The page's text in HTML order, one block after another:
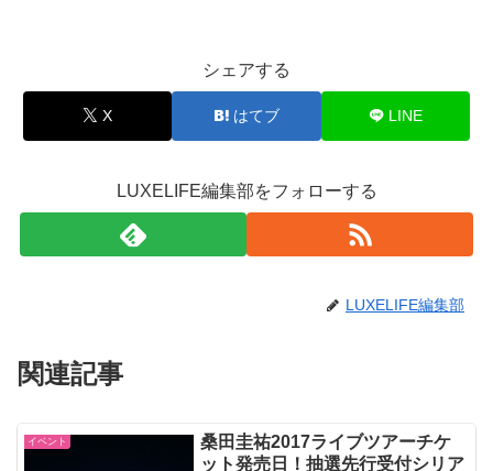
シェアする
X はてブ LINE
LUXELIFE編集部をフォローする
LUXELIFE編集部
関連記事
イベント
桑田圭祐2017ライブツアーチケ
ット発売日！抽選先行受付シリア